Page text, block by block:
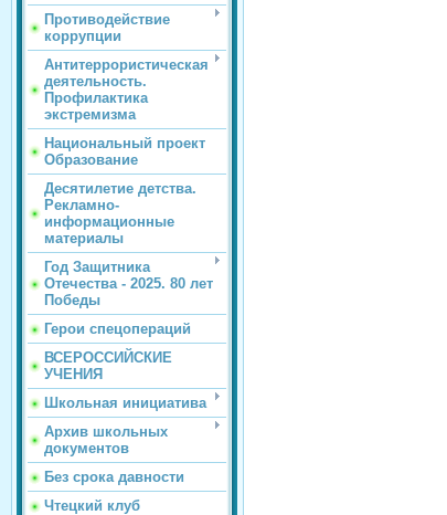
Противодействие
коррупции
Антитеррористическая
деятельность.
Профилактика
экстремизма
Национальный проект
Образование
Десятилетие детства.
Рекламно-
информационные
материалы
Год Защитника
Отечества - 2025. 80 лет
Победы
Герои спецопераций
ВСЕРОССИЙСКИЕ
УЧЕНИЯ
Школьная инициатива
Архив школьных
документов
Без срока давности
Чтецкий клуб